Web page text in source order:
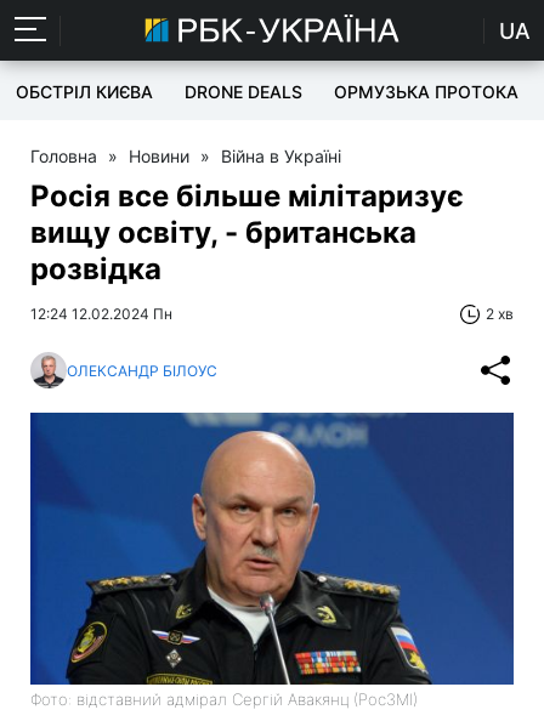
UA
ОБСТРІЛ КИЄВА DRONE DEALS ОРМУЗЬКА ПРОТОКА
Головна » Новини » Війна в Україні
Росія все більше мілітаризує
вищу освіту, - британська
розвідка
12:24 12.02.2024 Пн 2 хв
ОЛЕКСАНДР БІЛОУС
Фото: відставний адмірал Сергій Авакянц (РосЗМІ)